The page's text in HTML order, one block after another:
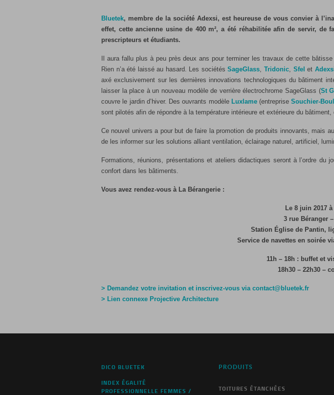
Bluetek, membre de la société Adexsi, est heureuse de vous convier à
effet, cette ancienne usine de 400 m², a été réhabilitée afin de servir, de
prescripteurs et étudiants.
Il aura fallu plus à peu près deux ans pour terminer les travaux de cette
Rien n’a été laissé au hasard. Les sociétésSageGlass,Tridonic, Sfel et
axé exclusivement sur les dernières innovations technologiques du bâtiment
laisser la place à un nouveau modèle de verrière électrochrome SageGlass (St
couvre le jardin d’hiver. Des ouvrants modèle Luxlame(entrepriseSouchier-
sont pilotés afin de répondre à la température intérieure et extérieure du
Ce nouvel univers a pour but de faire la promotion de produits innovants, mais
de les informer sur les solutions alliant ventilation, éclairage naturel, artificiel,
Formations, réunions, présentations et ateliers didactiques seront à l’ordre
confort dans les bâtiments.
Vous avez rendez-vous à La Bérangerie :
Le 8 juin 2017
3 rue Béranger
Station Église de Pantin,
Service de navettes en soirée
11h – 18h : buffet et
18h30 – 22h30 –
> Demandez votre invitation et inscrivez-vous via contact@bluetek.fr
> Lien connexe Projective Architecture
DICO BLUETEK
INDEX ÉGALITÉ
PROFESSIONNELLE FEMMES /
PRODUITS
TOITURES ÉTANCHÉES